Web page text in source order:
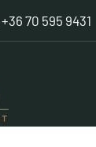
+36 70 595 9431